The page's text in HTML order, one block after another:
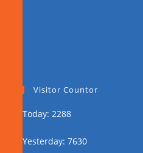
Visitor Countor
Today: 2288
Yesterday: 7630